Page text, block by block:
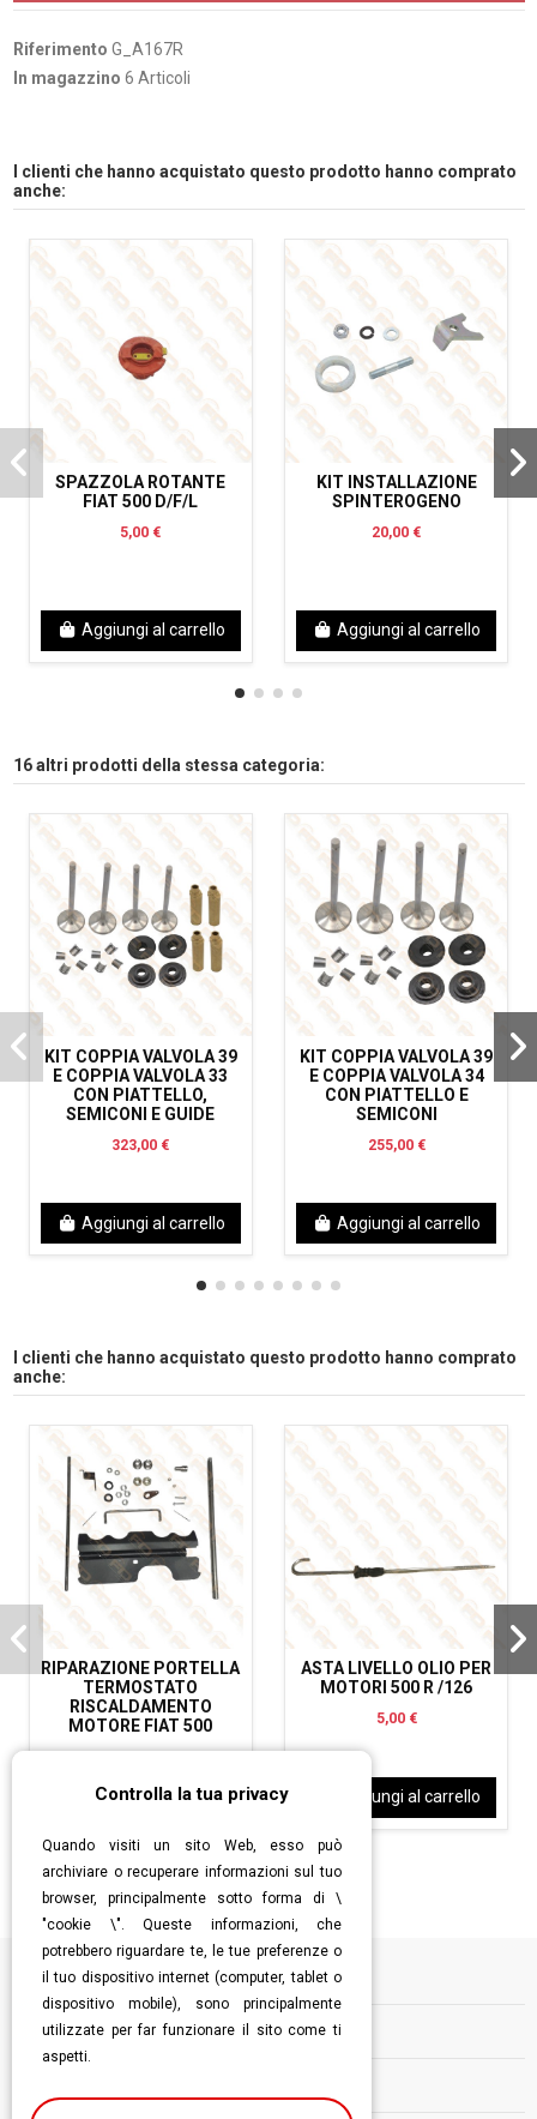
Riferimento G_A167R
In magazzino 6 Articoli
I clienti che hanno acquistato questo prodotto hanno comprato
anche:
SPAZZOLA ROTANTE
FIAT 500 D/F/L
5,00 €
Aggiungi al carrello
KIT INSTALLAZIONE
SPINTEROGENO
20,00 €
Aggiungi al carrello
16 altri prodotti della stessa categoria:
KIT COPPIA VALVOLA 39
E COPPIA VALVOLA 33
CON PIATTELLO,
SEMICONI E GUIDE
323,00 €
Aggiungi al carrello
KIT COPPIA VALVOLA 39
E COPPIA VALVOLA 34
CON PIATTELLO E
SEMICONI
255,00 €
Aggiungi al carrello
I clienti che hanno acquistato questo prodotto hanno comprato
anche:
RIPARAZIONE PORTELLA
TERMOSTATO
RISCALDAMENTO
MOTORE FIAT 500
Aggiungi al carrello
ASTA LIVELLO OLIO PER
MOTORI 500 R /126
5,00 €
Aggiungi al carrello
Informazioni
Follow us
Controlla la tua privacy
Quando visiti un sito Web, esso può
archiviare o recuperare informazioni sul tuo
browser, principalmente sotto forma di \
"cookie \". Queste informazioni, che
potrebbero riguardare te, le tue preferenze o
il tuo dispositivo internet (computer, tablet o
dispositivo mobile), sono principalmente
utilizzate per far funzionare il sito come ti
aspetti.